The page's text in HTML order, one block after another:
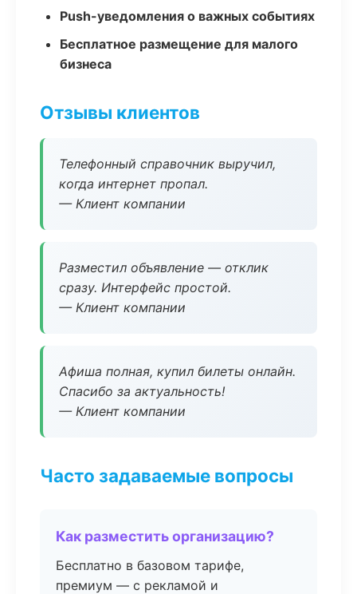
Push-уведомления о важных событиях
Бесплатное размещение для малого
бизнеса
Отзывы клиентов
Телефонный справочник выручил,
когда интернет пропал.
— Клиент компании
Разместил объявление — отклик
сразу. Интерфейс простой.
— Клиент компании
Афиша полная, купил билеты онлайн.
Спасибо за актуальность!
— Клиент компании
Часто задаваемые вопросы
Как разместить организацию?
Бесплатно в базовом тарифе,
премиум — с рекламой и